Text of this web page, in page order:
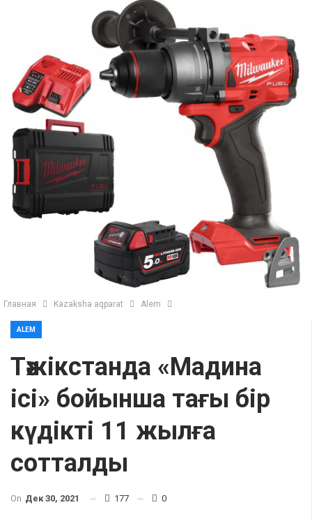
Главная Kazaksha aqparat Alem
ALEM
Тәжікстанда «Мадина
ісі» бойынша тағы бір
күдікті 11 жылға
сотталды
On Дек 30, 2021 177 0